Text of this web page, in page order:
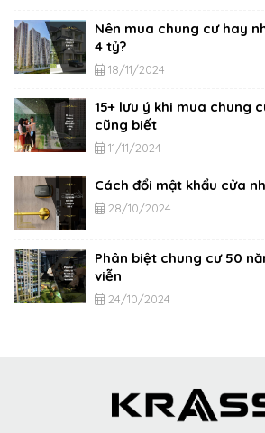
Nên mua chung cư hay
4 tỷ?
18/11/2024
15+ lưu ý khi mua chung
cũng biết
11/11/2024
Cách đổi mật khẩu cửa
28/10/2024
Phân biệt chung cư 50
viễn
24/10/2024